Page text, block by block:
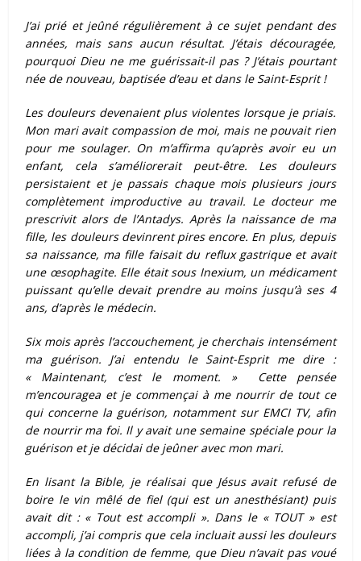
J’ai prié et jeûné régulièrement à ce sujet pendant des
années, mais sans aucun résultat. J’étais découragée,
pourquoi Dieu ne me guérissait-il pas ? J’étais pourtant
née de nouveau, baptisée d’eau et dans le Saint-Esprit !
Les douleurs devenaient plus violentes lorsque je priais.
Mon mari avait compassion de moi, mais ne pouvait rien
pour me soulager. On m’affirma qu’après avoir eu un
enfant, cela s’améliorerait peut-être. Les douleurs
persistaient et je passais chaque mois plusieurs jours
complètement improductive au travail. Le docteur me
prescrivit alors de l’Antadys. Après la naissance de ma
fille, les douleurs devinrent pires encore. En plus, depuis
sa naissance, ma fille faisait du reflux gastrique et avait
une œsophagite. Elle était sous Inexium, un médicament
puissant qu’elle devait prendre au moins jusqu’à ses 4
ans, d’après le médecin.
Six mois après l’accouchement, je cherchais intensément
ma guérison. J’ai entendu le Saint-Esprit me dire :
« Maintenant, c’est le moment. » Cette pensée
m’encouragea et je commençai à me nourrir de tout ce
qui concerne la guérison, notamment sur EMCI TV, afin
de nourrir ma foi. Il y avait une semaine spéciale pour la
guérison et je décidai de jeûner avec mon mari.
En lisant la Bible, je réalisai que Jésus avait refusé de
boire le vin mêlé de fiel (qui est un anesthésiant) puis
avait dit : « Tout est accompli ». Dans le « TOUT » est
accompli, j’ai compris que cela incluait aussi les douleurs
liées à la condition de femme, que Dieu n’avait pas voué